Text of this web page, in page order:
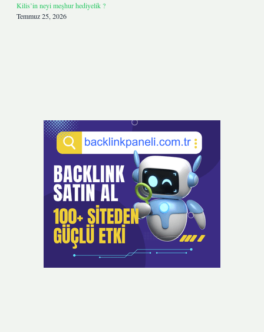
Kilis’in neyi meşhur hediyelik ?
Temmuz 25, 2026